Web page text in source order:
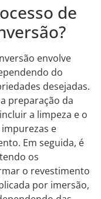
de
envolve
do
desejadas.
preparação da
a limpeza e o
e
Em seguida, é
os
o revestimento
por imersão,